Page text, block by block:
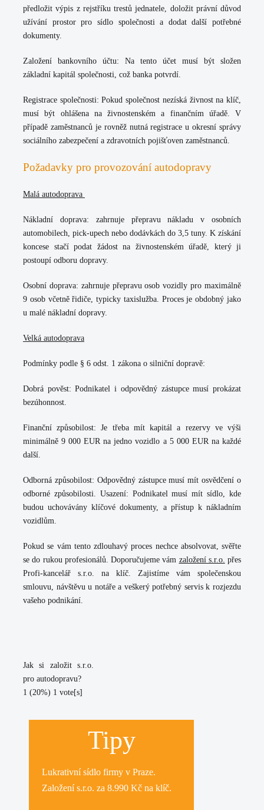
předložit výpis z rejstříku trestů jednatele, doložit právní důvod
užívání prostor pro sídlo společnosti a dodat další potřebné
dokumenty.
Založení bankovního účtu: Na tento účet musí být složen
základní kapitál společnosti, což banka potvrdí.
Registrace společnosti: Pokud společnost nezíská živnost na klíč,
musí být ohlášena na živnostenském a finančním úřadě. V
případě zaměstnanců je rovněž nutná registrace u okresní správy
sociálního zabezpečení a zdravotních pojišťoven zaměstnanců.
Požadavky pro provozování autodopravy
Malá autodoprava
Nákladní doprava: zahrnuje přepravu nákladu v osobních
automobilech, pick-upech nebo dodávkách do 3,5 tuny. K získání
koncese stačí podat žádost na živnostenském úřadě, který ji
postoupí odboru dopravy.
Osobní doprava: zahrnuje přepravu osob vozidly pro maximálně
9 osob včetně řidiče, typicky taxislužba. Proces je obdobný jako
u malé nákladní dopravy.
Velká autodoprava
Podmínky podle § 6 odst. 1 zákona o silniční dopravě:
Dobrá pověst: Podnikatel i odpovědný zástupce musí prokázat
bezúhonnost.
Finanční způsobilost: Je třeba mít kapitál a rezervy ve výši
minimálně 9 000 EUR na jedno vozidlo a 5 000 EUR na každé
další.
Odborná způsobilost: Odpovědný zástupce musí mít osvědčení o
odborné způsobilosti. Usazení: Podnikatel musí mít sídlo, kde
budou uchovávány klíčové dokumenty, a přístup k nákladním
vozidlům.
Pokud se vám tento zdlouhavý proces nechce absolvovat, svěřte
se do rukou profesionálů. Doporučujeme vám založení s.r.o. přes
Profi-kancelář s.r.o. na klíč. Zajistíme vám společenskou
smlouvu, návštěvu u notáře a veškerý potřebný servis k rozjezdu
vašeho podnikání.
Jak si založit s.r.o.
pro autodopravu?
1 (20%) 1 vote[s]
Tipy
Lukrativnísídlo firmy v Praze.
Založení s.r.o. za 8.990 Kč na klíč.